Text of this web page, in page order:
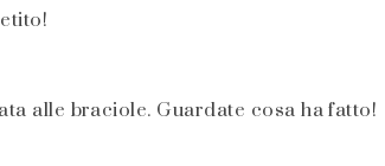
alle braciole. Guardate cosa ha fatto!